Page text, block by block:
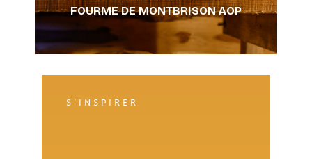
FOURME DE MONTBRISON AOP
S'INSPIRER